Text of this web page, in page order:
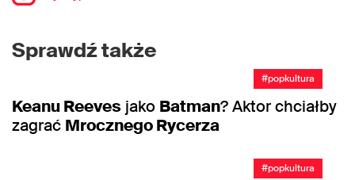
Sprawdź także
#popkultura
Keanu Reeves jako Batman? Aktor chciałby
zagrać Mrocznego Rycerza
#popkultura